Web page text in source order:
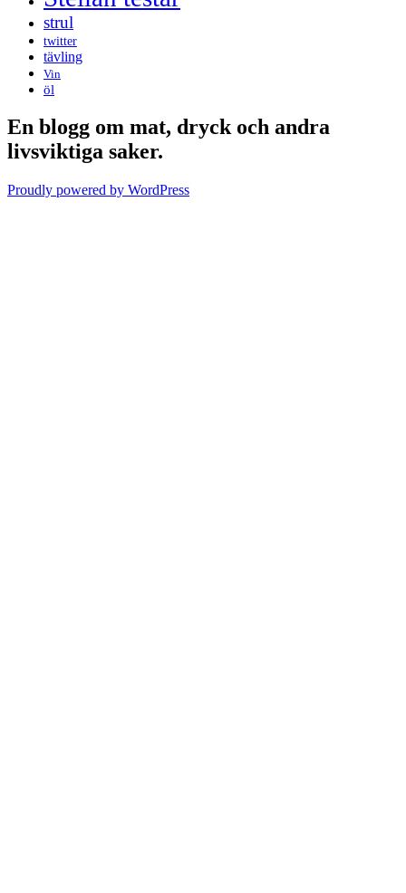
strul
twitter
tävling
Vin
öl
En blogg om mat, dryck och andra
livsviktiga saker.
Proudly powered by WordPress